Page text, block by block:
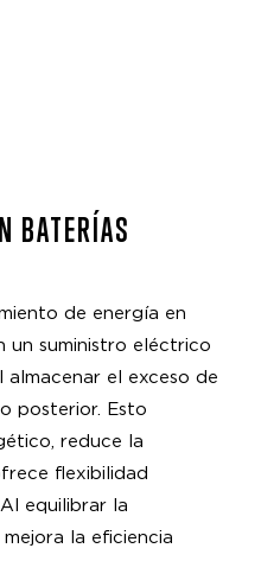
BATERÍAS
de energía en
un suministro eléctrico
el exceso de
posterior. Esto
reduce la
flexibilidad
equilibrar la
la eficiencia